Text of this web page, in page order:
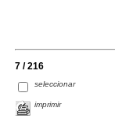
7 / 216
seleccionar
imprimir